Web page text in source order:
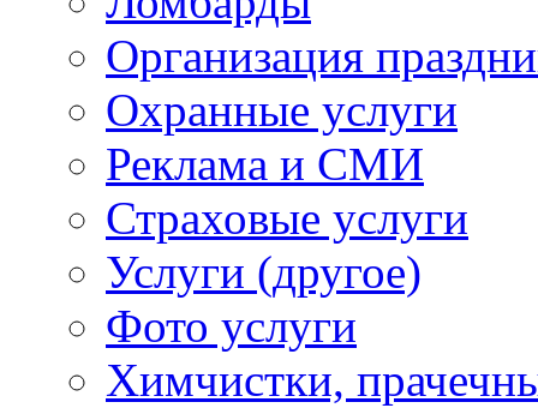
Организация
Охранные услуги
Реклама и СМИ
Страховые услуги
Услуги (другое)
Фото услуги
Химчистки,